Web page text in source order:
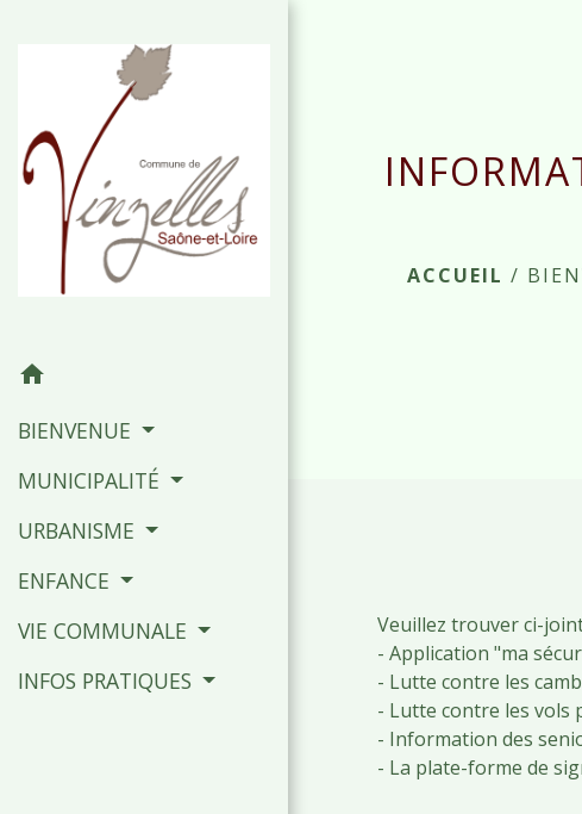
home
BIENVENUE
MUNICIPALITÉ
URBANISME
ENFANCE
VIE COMMUNALE
INFOS PRATIQUES
ACCUEIL /
Veuillez trouver ci-
- Application "ma
- Lutte contre les
- Lutte contre les vols
- Information des
- La plate-forme de